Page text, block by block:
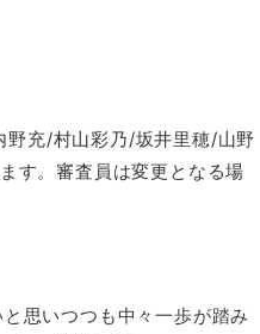
充/村山彩乃/坂井里穂/山野
す。審査員は変更となる場
思いつつも中々一歩が踏み